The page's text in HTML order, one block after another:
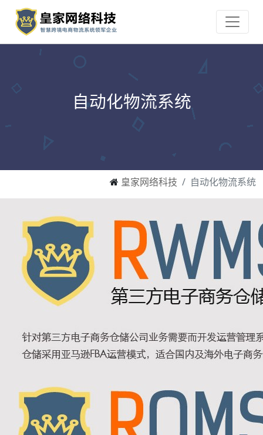
自动化物流系统
皇家网络科技 自动化物流系统